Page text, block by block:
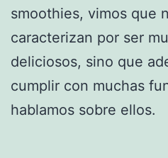
smoothies, vimos que
caracterizan por ser
deliciosos, sino que
cumplir con muchas
hablamos sobre ellos.